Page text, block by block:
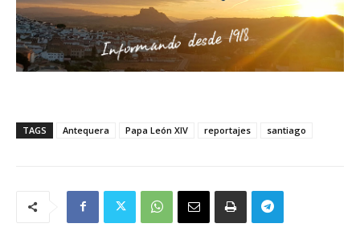
TAGS Antequera Papa León XIV reportajes santiago